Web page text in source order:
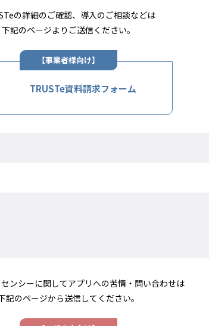
の詳細のご確認、導入のご相談などは
下記のページよりご送信ください。
TRUSTe資料請求フォーム
ンシーに関してアプリへの苦情・問い合わせは
記のページから送信してください。